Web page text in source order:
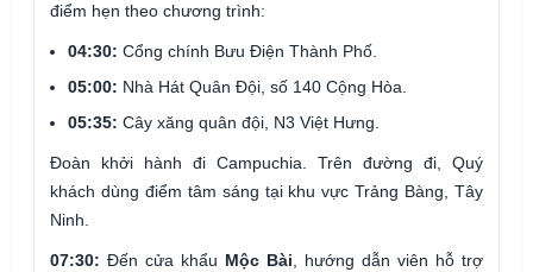
điểm hẹn theo chương trình:
04:30: Cổng chính Bưu Điện Thành Phố.
05:00: Nhà Hát Quân Đội, số 140 Cộng Hòa.
05:35: Cây xăng quân đội, N3 Việt Hưng.
Đoàn khởi hành đi Campuchia. Trên đường đi, Quý
khách dùng điểm tâm sáng tại khu vực Trảng Bàng, Tây
Ninh.
07:30: Đến cửa khẩu Mộc Bài, hướng dẫn viên hỗ trợ